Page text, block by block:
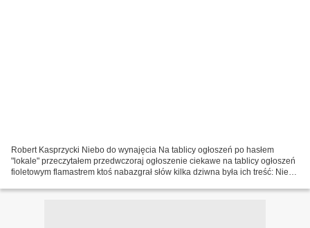
Robert Kasprzycki Niebo do wynajęcia Na tablicy ogłoszeń po hasłem
"lokale" przeczytałem przedwczoraj ogłoszenie ciekawe na tablicy ogłoszeń
fioletowym flamastrem ktoś nabazgrał słów kilka dziwna była ich treść: Niebo